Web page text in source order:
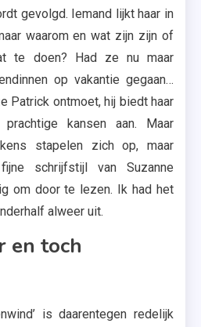
gevolgd. Iemand lijkt haar in
waarom en wat zijn zijn of
te doen? Had ze nu maar
op vakantie gegaan…
Patrick ontmoet, hij biedt haar
kansen aan. Maar
stapelen zich op, maar
schrijfstijl van Suzanne
om door te lezen. Ik had het
alweer uit.
en toch
is daarentegen redelijk